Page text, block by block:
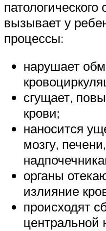
вызывает у
процессы:
нарушает
сгущает,
крови;
наносится
мозгу,
органы
излияние
происходят
центральной